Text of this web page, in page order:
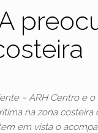
– ARH Centro e
na zona costeira
em vista o